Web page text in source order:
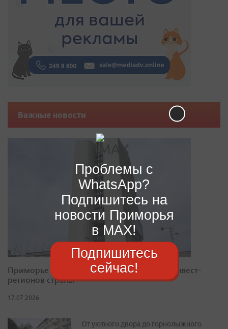
Важные новости
Приморье закрепилось в десятке лучших инвест-
регионов страны
17.07.2026
От уютного двора до горнолыжного
Проблемы с
WhatsApp?
Подпишитесь на
новости Приморья
в MAX!
Подпишитесь
сейчас!